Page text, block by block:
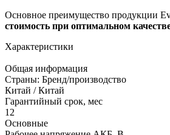
Основное преимущество продукции
стоимость при оптимальном
Характеристики
Общая информация
Страны: Бренд/производство
Китай / Китай
Гарантийный срок, мес
12
Основные